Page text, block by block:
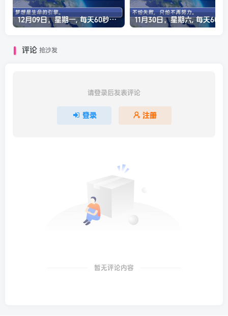
12月09日，星期一, 每天60秒读懂全世界！
评论 抢沙发
请登录后发表评论
登录 注册
暂无评论内容